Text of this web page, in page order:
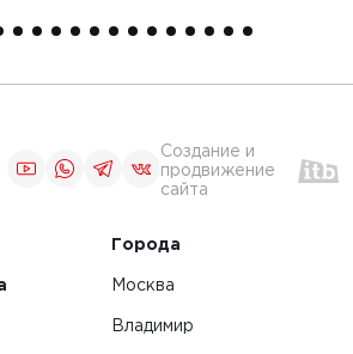
Создание и
продвижение
сайта
Города
Москва
Владимир